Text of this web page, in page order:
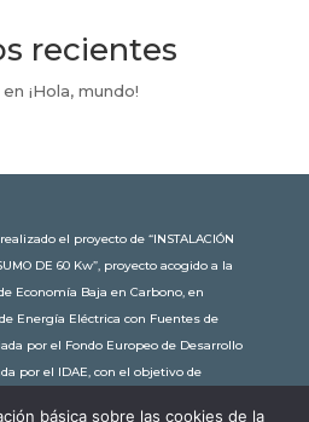
recientes
en ¡Hola, mundo!
el proyecto de “INSTALACIÓN
DE 60 Kw”, proyecto acogido a la
Economía Baja en Carbono, en
Energía Eléctrica con Fuentes de
por el Fondo Europeo de Desarrollo
por el IDAE, con el objetivo de
básica sobre las cookies de la